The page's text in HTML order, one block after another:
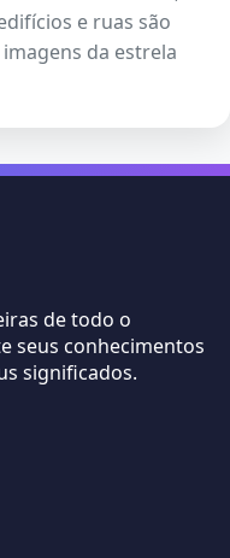
e ruas são
da estrela
de todo o
seus conhecimentos
significados.